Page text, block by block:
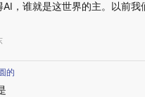
，谁就是这世界的主。以前
的